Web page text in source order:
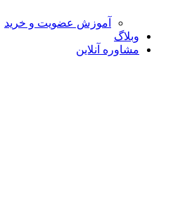
آموزش عضویت و خرید
وبلاگ
مشاوره آنلاین